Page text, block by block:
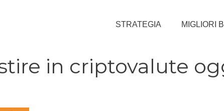
STRATEGIA MIGLIORI
in criptovalute